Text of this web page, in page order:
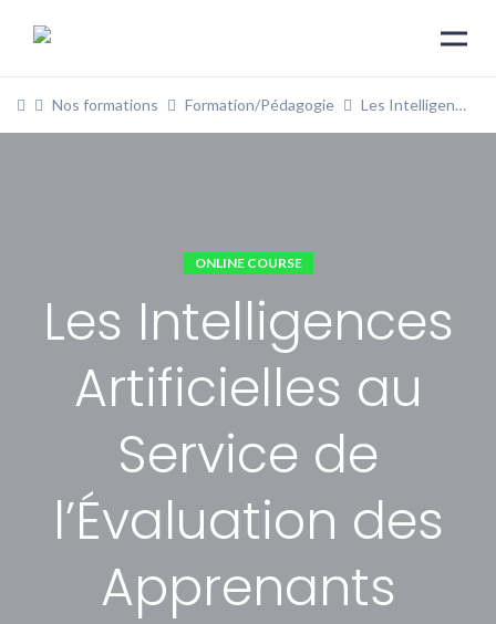
Nos formations Formation/Pédagogie Les Intelligences Artificielles au Service de l’Évaluation des Apprenants
ONLINE COURSE
Les Intelligences
Artificielles au
Service de
l’Évaluation des
Apprenants